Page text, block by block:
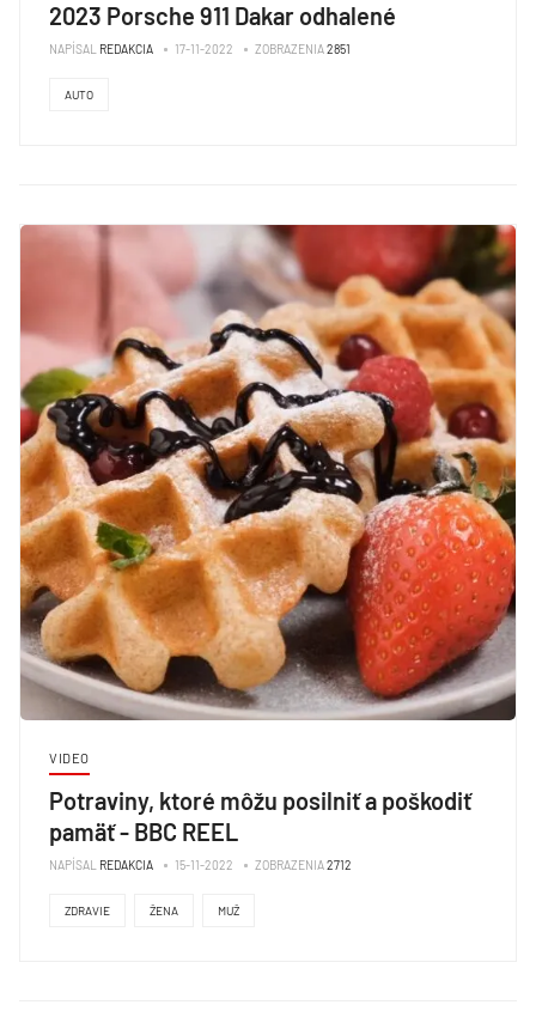
2023 Porsche 911 Dakar odhalené
NAPÍSAL REDAKCIA 17-11-2022 ZOBRAZENIA2851
AUTO
VIDEO
Potraviny, ktoré môžu posilniť a poškodiť
pamäť - BBC REEL
NAPÍSAL REDAKCIA 15-11-2022 ZOBRAZENIA2712
ZDRAVIE ŽENA MUŽ